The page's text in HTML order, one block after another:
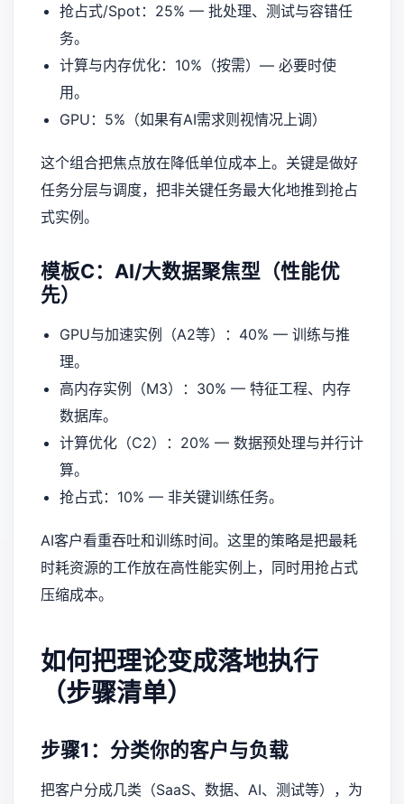
抢占式/Spot：25% — 批处理、测试与容错任
务。
计算与内存优化：10%（按需）— 必要时使
用。
GPU：5%（如果有AI需求则视情况上调）
这个组合把焦点放在降低单位成本上。关键是做好
任务分层与调度，把非关键任务最大化地推到抢占
式实例。
模板C：AI/大数据聚焦型（性能优
先）
GPU与加速实例（A2等）：40% — 训练与推
理。
高内存实例（M3）：30% — 特征工程、内存
数据库。
计算优化（C2）：20% — 数据预处理与并行计
算。
抢占式：10% — 非关键训练任务。
AI客户看重吞吐和训练时间。这里的策略是把最耗
时耗资源的工作放在高性能实例上，同时用抢占式
压缩成本。
如何把理论变成落地执行
（步骤清单）
步骤1：分类你的客户与负载
把客户分成几类（SaaS、数据、AI、测试等），为